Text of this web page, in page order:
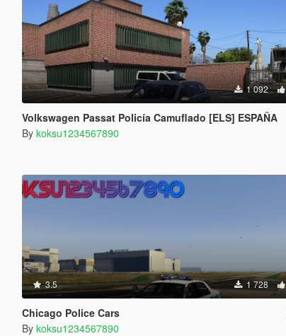
1 092
Volkswagen Passat Policía Camuflado [ELS] ESPAÑA
By koksu1234567890
3.5 1 728
Chicago Police Cars
By koksu1234567890